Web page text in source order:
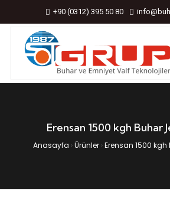
+90 (0312) 395 50 80
Erensan 1500 kgh Buhar
Anasayfa ›Ürünler ›Erensan 1500